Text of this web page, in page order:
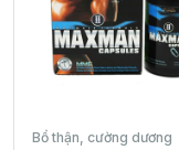
Bổ thận, cường dương